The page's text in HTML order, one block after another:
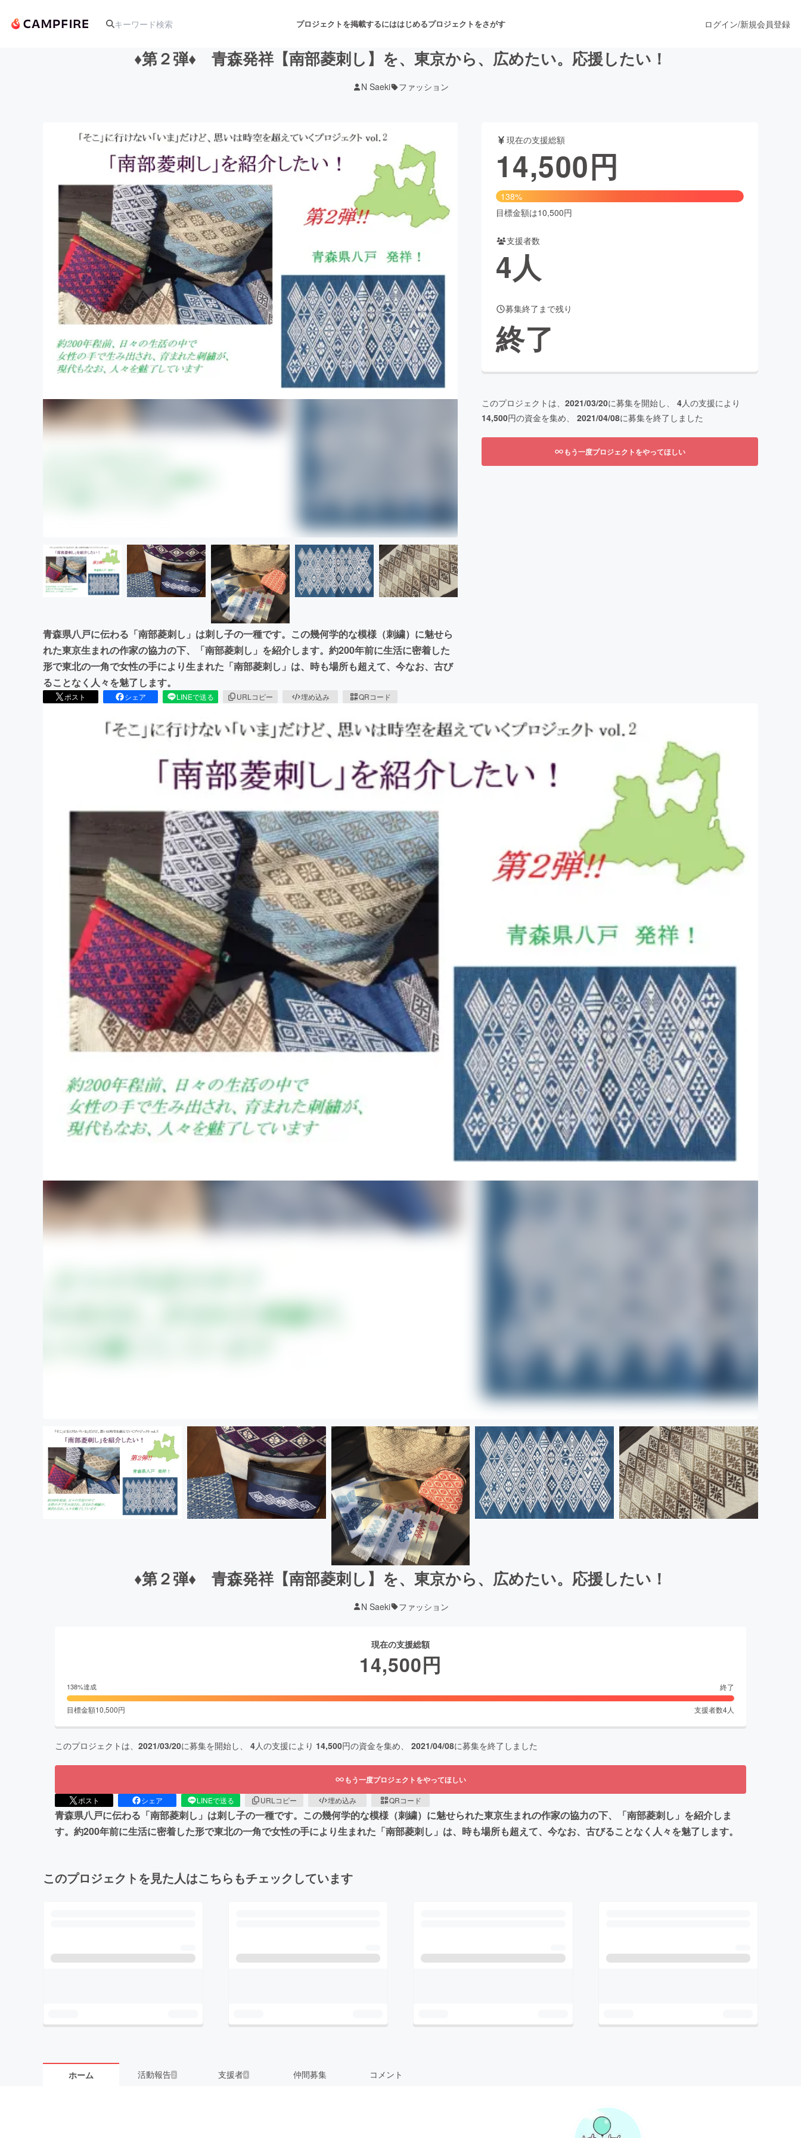
プロジェクトを掲載するにははじめるプロジェクトをさがす
舞台・パフォーマンス
ファッション
映像・映画 書籍・雑誌出版 アニメ・漫画
ビジネス・起業 ビューティー・ヘルスケア
まちづくり・地域活性化
CAMPFIRE for Social GoodCAMPFIRE Creation
CAMPFIREふるさと納税machi-yaコミュニティ
ログイン/新規会員登録
♦第２弾♦ 青森発祥【南部菱刺し】を、東京から、広めたい。応援したい！
N Saeki ファッション
青森県八戸に伝わる「南部菱刺し」は刺し子の一種です。この幾何学的な模様（刺繍）に魅せら
れた東京生まれの作家の協力の下、「南部菱刺し」を紹介します。約200年前に生活に密着した
形で東北の一角で女性の手により生まれた「南部菱刺し」は、時も場所も超えて、今なお、古び
ることなく人々を魅了します。
ポスト シェア LINEで送る URLコピー 埋め込み QRコード
現在の支援総額
14,500円
138%
目標金額は10,500円
支援者数
4人
募集終了まで残り
終了
このプロジェクトは、 2021/03/20に募集を開始し、 4人の支援により
14,500円の資金を集め、 2021/04/08に募集を終了しました
もう一度プロジェクトをやってほしい
♦第２弾♦ 青森発祥【南部菱刺し】を、東京から、広めたい。応援したい！
N Saeki ファッション
現在の支援総額
14,500円
138%達成 終了
目標金額10,500円 支援者数4人
このプロジェクトは、 2021/03/20に募集を開始し、 4人の支援により 14,500円の資金を集め、 2021/04/08に募集を終了しました
もう一度プロジェクトをやってほしい
ポスト シェア LINEで送る URLコピー 埋め込み QRコード
青森県八戸に伝わる「南部菱刺し」は刺し子の一種です。この幾何学的な模様（刺繍）に魅せられた東京生まれの作家の協力の下、「南部菱刺し」を紹介しま
す。約200年前に生活に密着した形で東北の一角で女性の手により生まれた「南部菱刺し」は、時も場所も超えて、今なお、古びることなく人々を魅了します。
このプロジェクトを見た人はこちらもチェックしています
ホーム 活動報告2 支援者4 仲間募集 コメント